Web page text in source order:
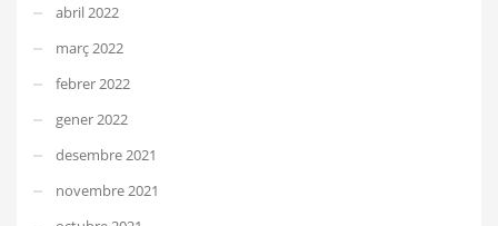
abril 2022
març 2022
febrer 2022
gener 2022
desembre 2021
novembre 2021